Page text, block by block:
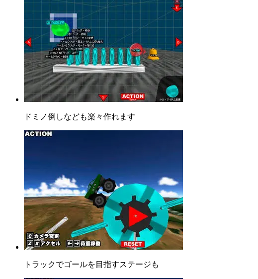
ドミノ倒しなども楽々作れます
トラックでゴールを目指すステージも